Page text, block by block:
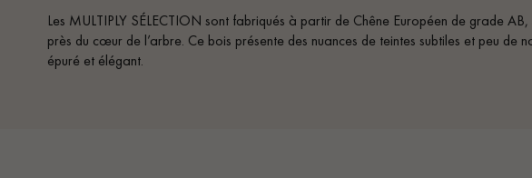
Les MULTIPLY SÉLECTION sont fabriqués à partir de Chêne Européen de grade
près du cœur de l’arbre. Ce bois présente des nuances de teintes subtiles et peu de
épuré et élégant.